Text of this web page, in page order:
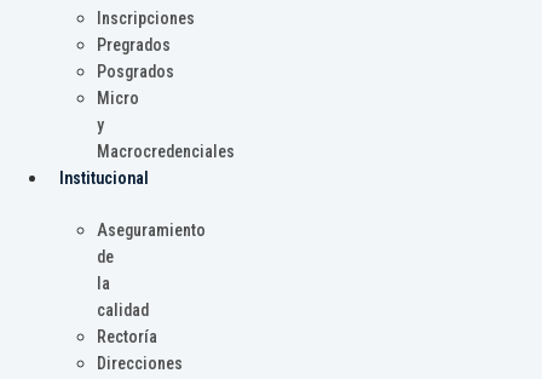
Inscripciones
Pregrados
Posgrados
Micro
y
Macrocredenciales
Institucional
Aseguramiento
de
la
calidad
Rectoría
Direcciones